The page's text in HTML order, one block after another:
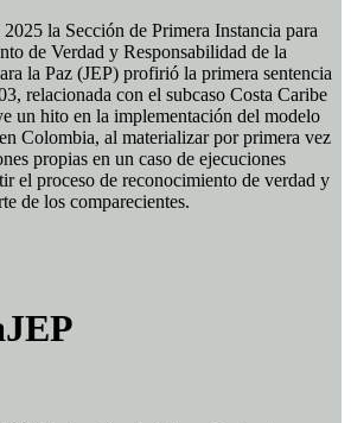
la Sección de Primera Instancia para
de Verdad y Responsabilidad de la
la Paz (JEP) profirió la primera sentencia
relacionada con el subcaso Costa Caribe
un hito en la implementación del modelo
Colombia, al materializar por primera vez
propias en un caso de ejecuciones
el proceso de reconocimiento de verdad y
de los comparecientes.